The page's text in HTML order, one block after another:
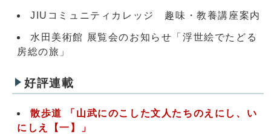
JIUコミュニティカレッジ 趣味・教養講座案内
水田美術館 展覧会のお知らせ「浮世絵でたどる
房総の旅」
好評連載
散歩道 「山武にのこした文人たちのえにし、い
にしえ【一】」